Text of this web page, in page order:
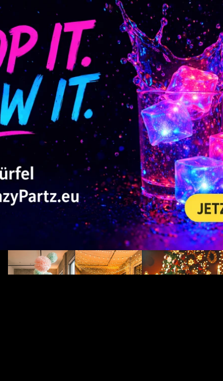
Parti aydınlatması: 5 yaygın hata ve
bunlardan nasıl kaçınılır
Noel partisi fikirleri: LED
şenlikli bir atmosfer